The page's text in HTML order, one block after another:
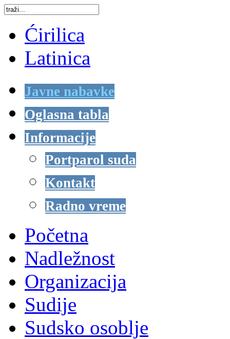
Ćirilica
Latinica
Javne nabavke
Oglasna tabla
Informacije
Portparol suda
Kontakt
Radno vreme
Početna
Nadležnost
Organizacija
Sudije
Sudsko osoblje